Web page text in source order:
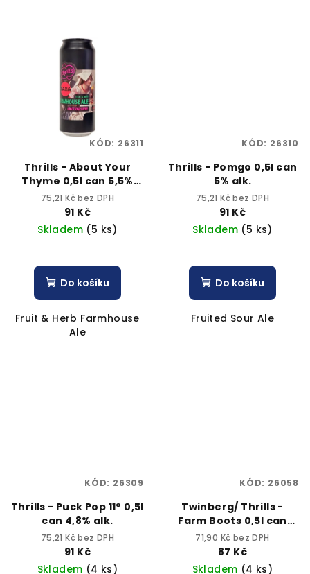
Thrills - About Your
Thyme 0,5l can 5,5%
alc.
75,21 Kč bez DPH
91 Kč
Skladem (5 ks)
Do košíku
Fruit & Herb Farmhouse
Ale
KÓD: 26311
Thrills - Pomgo 0,5l can
5% alk.
75,21 Kč bez DPH
91 Kč
Skladem (5 ks)
Do košíku
Fruited Sour Ale
KÓD: 26310
Thrills - Puck Pop 11° 0,5l
can 4,8% alk.
75,21 Kč bez DPH
91 Kč
Skladem (4 ks)
KÓD: 26309
Twinberg/ Thrills -
Farm Boots 0,5l can
4,7% alk.
71,90 Kč bez DPH
87 Kč
Skladem (4 ks)
KÓD: 26058